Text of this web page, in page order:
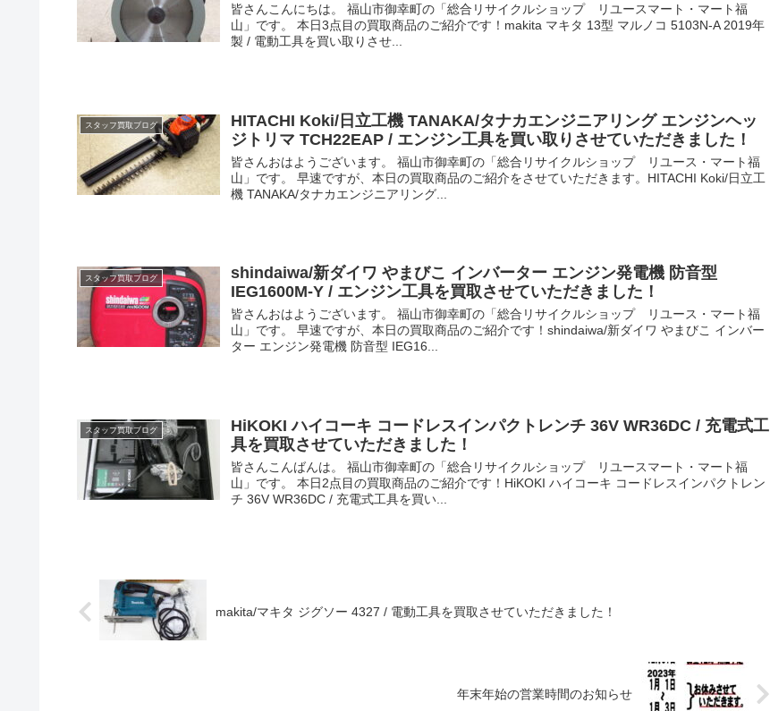
皆さんこんにちは。 福山市御幸町の「総合リサイクルショップ リユースマート・マート福
山」です。 本日3点目の買取商品のご紹介です！makita マキタ 13型 マルノコ 5103N-A 2019年
製 / 電動工具を買い取りさせ...
スタッフ買取ブログ
HITACHI Koki/日立工機 TANAKA/タナカエンジニアリング エンジンヘッ
ジトリマ TCH22EAP / エンジン工具を買い取りさせていただきました！
皆さんおはようございます。 福山市御幸町の「総合リサイクルショップ リユース・マート福
山」です。 早速ですが、本日の買取商品のご紹介をさせていただきます。HITACHI Koki/日立工
機 TANAKA/タナカエンジニアリング...
スタッフ買取ブログ
shindaiwa/新ダイワ やまびこ インバーター エンジン発電機 防音型
IEG1600M-Y / エンジン工具を買取させていただきました！
皆さんおはようございます。 福山市御幸町の「総合リサイクルショップ リユース・マート福
山」です。 早速ですが、本日の買取商品のご紹介です！shindaiwa/新ダイワ やまびこ インバー
ター エンジン発電機 防音型 IEG16...
スタッフ買取ブログ
HiKOKI ハイコーキ コードレスインパクトレンチ 36V WR36DC / 充電式工
具を買取させていただきました！
皆さんこんばんは。 福山市御幸町の「総合リサイクルショップ リユースマート・マート福
山」です。 本日2点目の買取商品のご紹介です！HiKOKI ハイコーキ コードレスインパクトレン
チ 36V WR36DC / 充電式工具を買い...
makita/マキタ ジグソー 4327 / 電動工具を買取させていただきました！
年末年始の営業時間のお知らせ